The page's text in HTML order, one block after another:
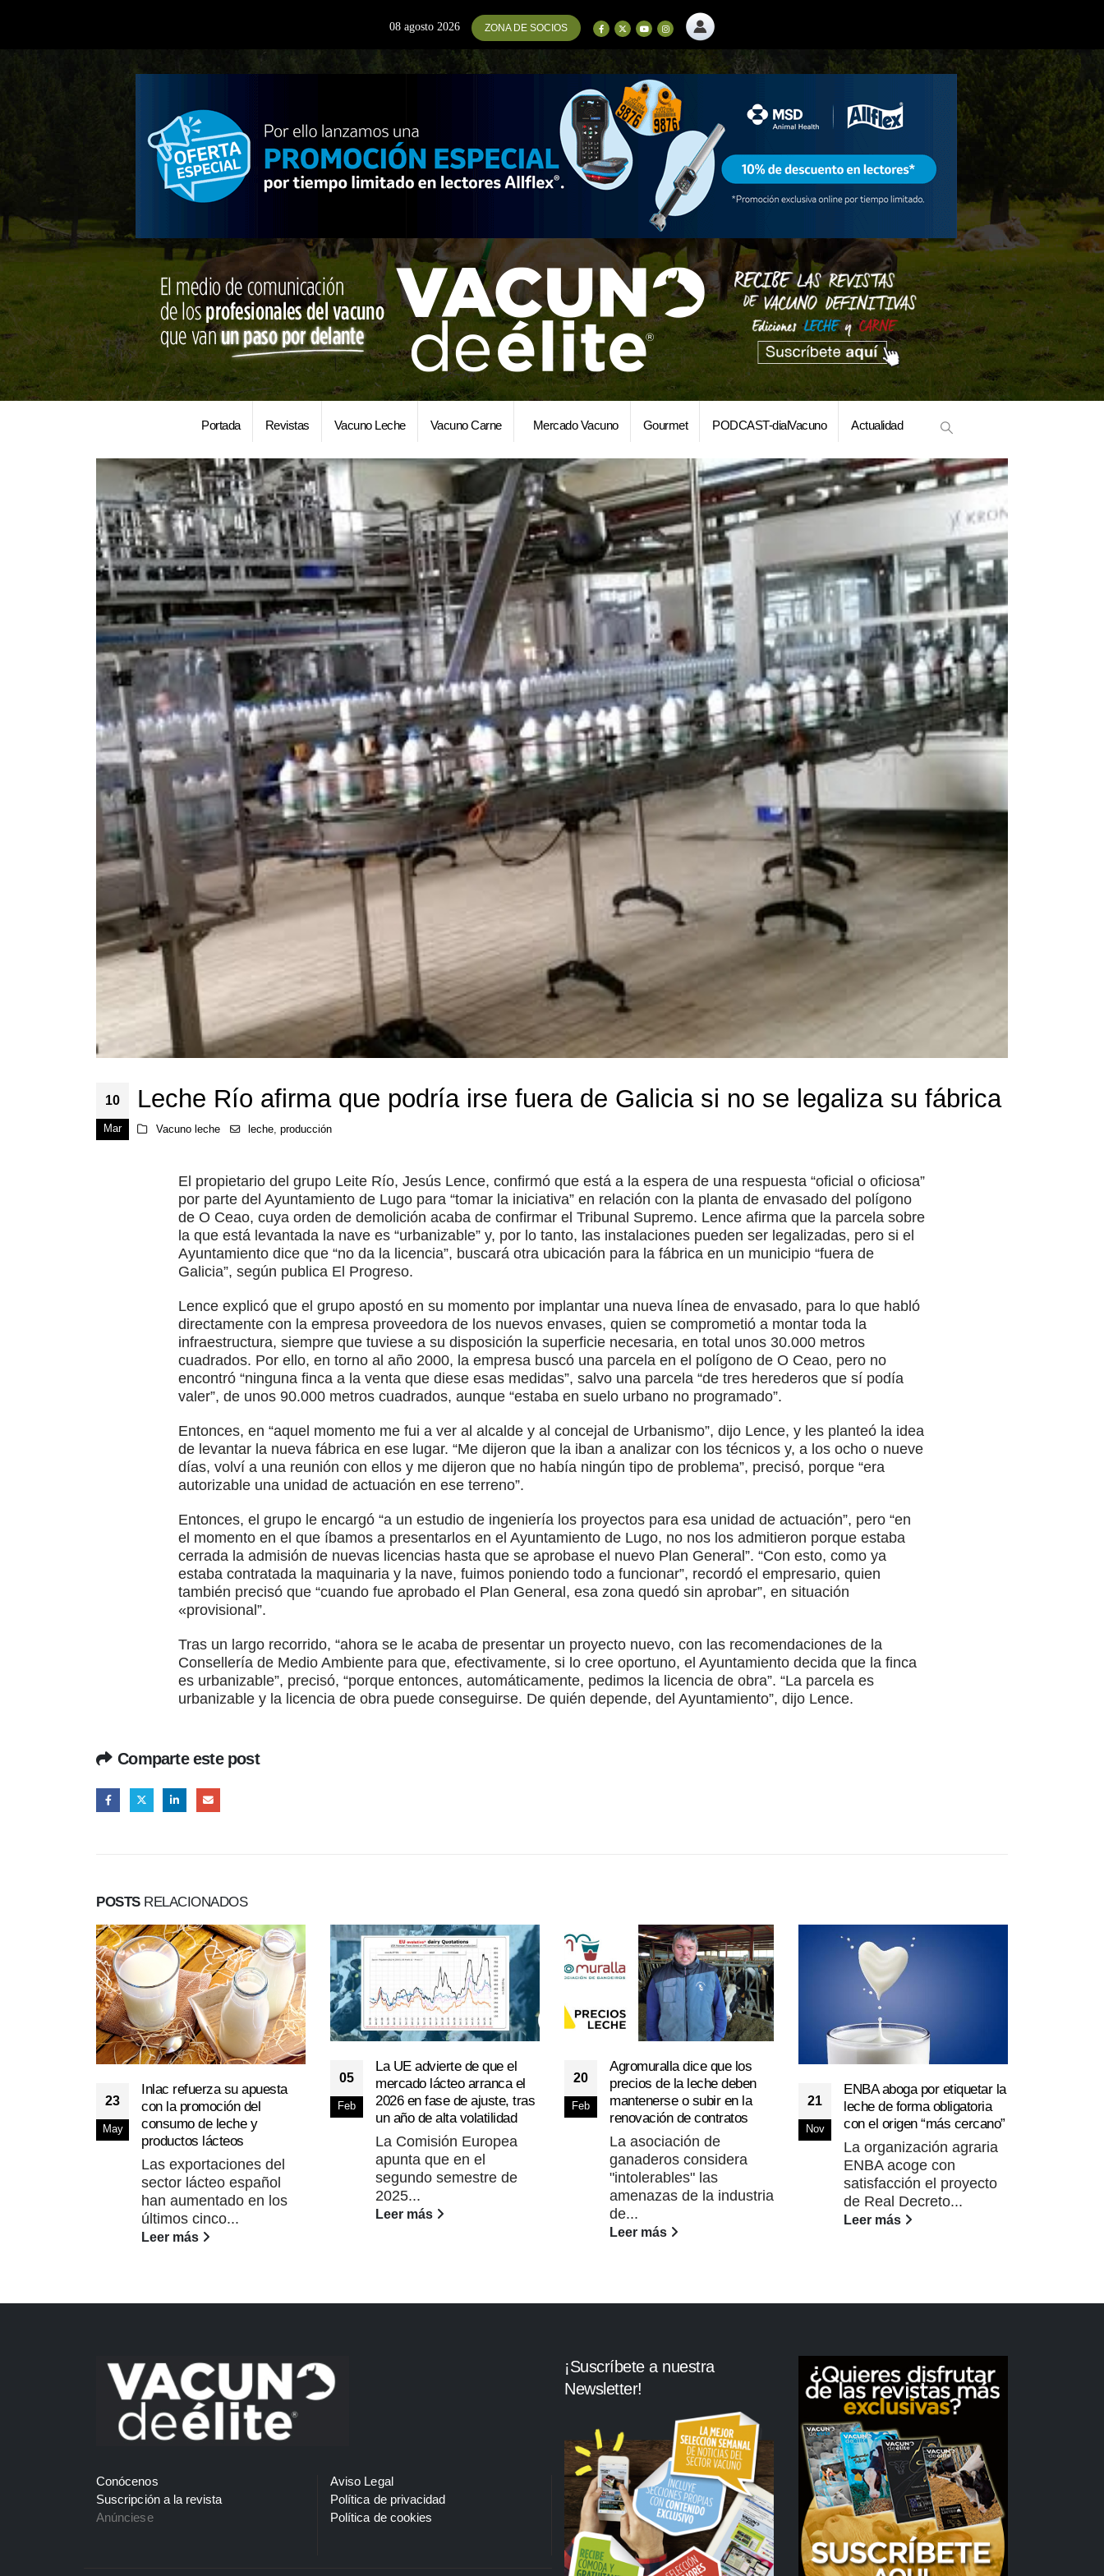
08 agosto 2026 ZONA DE SOCIOS
Portada Revistas Vacuno Leche Vacuno Carne Mercado Vacuno Gourmet PODCAST-dialVacuno Actualidad
10
Mar
Leche Río afirma que podría irse fuera de Galicia si no se legaliza su fábrica
Vacuno leche leche,producción
El propietario del grupo Leite Río, Jesús Lence, confirmó que está a la espera de una respuesta “oficial o oficiosa”
por parte del Ayuntamiento de Lugo para “tomar la iniciativa” en relación con la planta de envasado del polígono
de O Ceao, cuya orden de demolición acaba de confirmar el Tribunal Supremo. Lence afirma que la parcela sobre
la que está levantada la nave es “urbanizable” y, por lo tanto, las instalaciones pueden ser legalizadas, pero si el
Ayuntamiento dice que “no da la licencia”, buscará otra ubicación para la fábrica en un municipio “fuera de
Galicia”, según publica El Progreso.
Lence explicó que el grupo apostó en su momento por implantar una nueva línea de envasado, para lo que habló
directamente con la empresa proveedora de los nuevos envases, quien se comprometió a montar toda la
infraestructura, siempre que tuviese a su disposición la superficie necesaria, en total unos 30.000 metros
cuadrados. Por ello, en torno al año 2000, la empresa buscó una parcela en el polígono de O Ceao, pero no
encontró “ninguna finca a la venta que diese esas medidas”, salvo una parcela “de tres herederos que sí podía
valer”, de unos 90.000 metros cuadrados, aunque “estaba en suelo urbano no programado”.
Entonces, en “aquel momento me fui a ver al alcalde y al concejal de Urbanismo”, dijo Lence, y les planteó la idea
de levantar la nueva fábrica en ese lugar. “Me dijeron que la iban a analizar con los técnicos y, a los ocho o nueve
días, volví a una reunión con ellos y me dijeron que no había ningún tipo de problema”, precisó, porque “era
autorizable una unidad de actuación en ese terreno”.
Entonces, el grupo le encargó “a un estudio de ingeniería los proyectos para esa unidad de actuación”, pero “en
el momento en el que íbamos a presentarlos en el Ayuntamiento de Lugo, no nos los admitieron porque estaba
cerrada la admisión de nuevas licencias hasta que se aprobase el nuevo Plan General”. “Con esto, como ya
estaba contratada la maquinaria y la nave, fuimos poniendo todo a funcionar”, recordó el empresario, quien
también precisó que “cuando fue aprobado el Plan General, esa zona quedó sin aprobar”, en situación
«provisional”.
Tras un largo recorrido, “ahora se le acaba de presentar un proyecto nuevo, con las recomendaciones de la
Consellería de Medio Ambiente para que, efectivamente, si lo cree oportuno, el Ayuntamiento decida que la finca
es urbanizable”, precisó, “porque entonces, automáticamente, pedimos la licencia de obra”. “La parcela es
urbanizable y la licencia de obra puede conseguirse. De quién depende, del Ayuntamiento”, dijo Lence.
Comparte este post
POSTSRELACIONADOS
23
May
Inlac refuerza su apuesta
con la promoción del
consumo de leche y
productos lácteos
Las exportaciones del
sector lácteo español
han aumentado en los
últimos cinco...
Leer más
05
Feb
La UE advierte de que el
mercado lácteo arranca el
2026 en fase de ajuste, tras
un año de alta volatilidad
La Comisión Europea
apunta que en el
segundo semestre de
2025...
Leer más
20
Feb
Agromuralla dice que los
precios de la leche deben
mantenerse o subir en la
renovación de contratos
La asociación de
ganaderos considera
"intolerables" las
amenazas de la industria
de...
Leer más
21
Nov
ENBA aboga por etiquetar la
leche de forma obligatoria
con el origen “más cercano”
La organización agraria
ENBA acoge con
satisfacción el proyecto
de Real Decreto...
Leer más
Conócenos
Suscripción a la revista
Anúnciese
Aviso Legal
Política de privacidad
Política de cookies
¡Suscríbete a nuestra
Newsletter!